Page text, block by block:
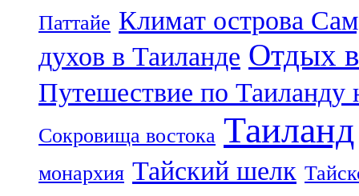
Паттайе Климат острова
духов в Таиланде Отдых
Путешествие по Таиланду
Сокровища востока Таиланд
монархия Тайский шелк